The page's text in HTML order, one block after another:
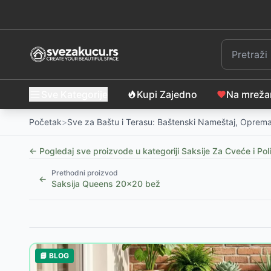
Kupi Zajedno Na
Početak>Sve za Baštu i Terasu: Baštenski Nameštaj,
← Pogledaj sve proizvode u kategoriji Saksije Za Cveće i
←
Prethodni proizvod
Saksija Queens 20x20 bež
Baštenska saksija KRAGE Ø16xV15 cm, tamno zelena
Saksija RUDOLF Ø18 x V16 cm, badem-1399RSD
📘 BLOG